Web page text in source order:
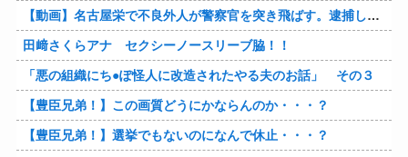
【動画】名古屋栄で不良外人が警察官を突き飛ばす。逮捕しろやｗｗｗ
田﨑さくらアナ セクシーノースリーブ脇！！
「悪の組織にち●ぽ怪人に改造されたやる夫のお話」 その３
【豊臣兄弟！】この画質どうにかならんのか・・・？
【豊臣兄弟！】選挙でもないのになんで休止・・・？